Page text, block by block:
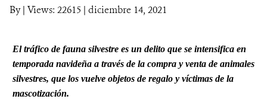
By| Views: 22615 | diciembre 14, 2021
El tráfico de fauna silvestre es un delito que se intensifica en
temporada navideña a través de la compra y venta de animales
silvestres, que los vuelve objetos de regalo y víctimas de la
mascotización.